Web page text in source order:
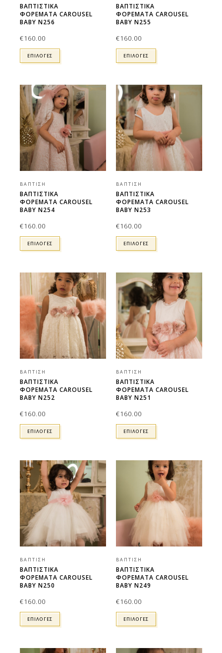
ΒΑΠΤΙΣΤΙΚΑ
ΦΟΡΕΜΑΤΑ CAROUSEL
BABY N256
€160.00
ΕΠΙΛΟΓΕΣ
ΒΑΠΤΙΣΤΙΚΑ
ΦΟΡΕΜΑΤΑ CAROUSEL
BABY N255
€160.00
ΕΠΙΛΟΓΕΣ
ΒΆΠΤΙΣΗ
ΒΑΠΤΙΣΤΙΚΑ
ΦΟΡΕΜΑΤΑ CAROUSEL
BABY N254
€160.00
ΕΠΙΛΟΓΕΣ
ΒΆΠΤΙΣΗ
ΒΑΠΤΙΣΤΙΚΑ
ΦΟΡΕΜΑΤΑ CAROUSEL
BABY N253
€160.00
ΕΠΙΛΟΓΕΣ
ΒΆΠΤΙΣΗ
ΒΑΠΤΙΣΤΙΚΑ
ΦΟΡΕΜΑΤΑ CAROUSEL
BABY N252
€160.00
ΕΠΙΛΟΓΕΣ
ΒΆΠΤΙΣΗ
ΒΑΠΤΙΣΤΙΚΑ
ΦΟΡΕΜΑΤΑ CAROUSEL
BABY N251
€160.00
ΕΠΙΛΟΓΕΣ
ΒΆΠΤΙΣΗ
ΒΑΠΤΙΣΤΙΚΑ
ΦΟΡΕΜΑΤΑ CAROUSEL
BABY N250
€160.00
ΕΠΙΛΟΓΕΣ
ΒΆΠΤΙΣΗ
ΒΑΠΤΙΣΤΙΚΑ
ΦΟΡΕΜΑΤΑ CAROUSEL
BABY N249
€160.00
ΕΠΙΛΟΓΕΣ